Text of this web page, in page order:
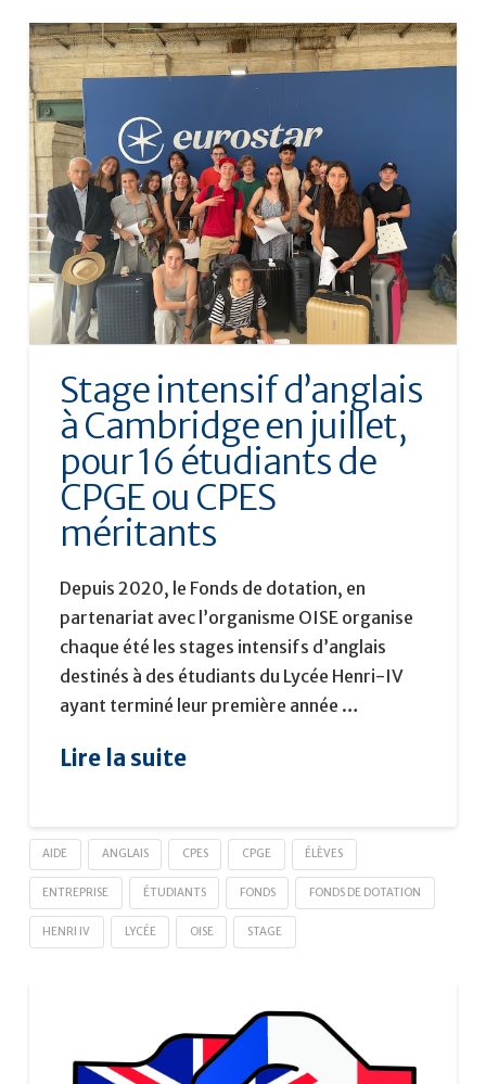
Stage intensif d’anglais
à Cambridge en juillet,
pour 16 étudiants de
CPGE ou CPES
méritants
Depuis 2020, le Fonds de dotation, en
partenariat avec l’organisme OISE organise
chaque été les stages intensifs d’anglais
destinés à des étudiants du Lycée Henri-IV
ayant terminé leur première année …
Lire la suite
AIDE ANGLAIS CPES CPGE ÉLÈVES
ENTREPRISE ÉTUDIANTS FONDS FONDS DE DOTATION
HENRI IV LYCÉE OISE STAGE